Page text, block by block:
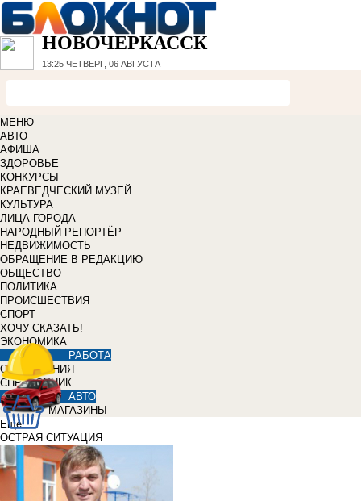
НОВОЧЕРКАССК
13:25 ЧЕТВЕРГ, 06 АВГУСТА
МЕНЮ
АВТО
АФИША
ЗДОРОВЬЕ
КОНКУРСЫ
КРАЕВЕДЧЕСКИЙ МУЗЕЙ
КУЛЬТУРА
ЛИЦА ГОРОДА
НАРОДНЫЙ РЕПОРТЁР
НЕДВИЖИМОСТЬ
ОБРАЩЕНИЕ В РЕДАКЦИЮ
ОБЩЕСТВО
ПОЛИТИКА
ПРОИСШЕСТВИЯ
СПОРТ
ХОЧУ СКАЗАТЬ!
ЭКОНОМИКА
РАБОТА
ОБЪЯВЛЕНИЯ
СПРАВОЧНИК
АВТО
МАГАЗИНЫ
Еще
ОСТРАЯ СИТУАЦИЯ